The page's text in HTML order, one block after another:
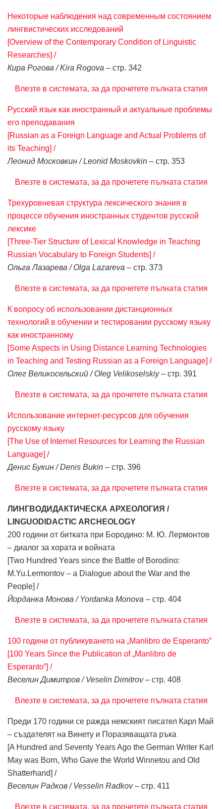
Некоторые наблюдения над современным состоянием
лингвистических исследований
[Overview of the Contemporary Condition of Linguistic
Researches] /
Кира Рогова / Kira Rogova – стр. 342
Влезте в системата, за да прочетете пълната статия
Русский язык как иностранный и актуальные проблемы
его преподавания
[Russian as a Foreign Language and Actual Problems of
its Teaching] /
Леонид Московкин / Leonid Moskovkin – стр. 353
Влезте в системата, за да прочетете пълната статия
Трехуровневая структура лексического знания в
процессе обучения иностранных студентов русской
лексике
[Three-Tier Structure of Lexical Knowledge in Teaching
Russian Vocabulary to Foreign Students] /
Ольга Лазарева / Olga Lazareva – стр. 373
Влезте в системата, за да прочетете пълната статия
К вопросу об использовании дистанционных
технологий в обучении и тестировании русскому языку
как иностранному
[Some Aspects in Using Distance Learning Technologies
in Teaching and Testing Russian as a Foreign Language] /
Олег Великосельский / Oleg Velikoselskiy– стр. 391
Влезте в системата, за да прочетете пълната статия
Использование интернет-ресурсов для обучения
русскому языку
[The Use of Internet Resources for Learning the Russian
Language] /
Денис Букин / Denis Bukin – стр. 396
Влезте в системата, за да прочетете пълната статия
ЛИНГВОДИДАКТИЧЕСКА АРХЕОЛОГИЯ /
LINGUODIDACTIC ARCHEOLOGY
200 години от битката при Бородино: М. Ю. Лермонтов
– диалог за хората и войната
[Two Hundred Years since the Battle of Borodino:
M.Yu.Lermontov – a Dialogue about the War and the
People] /
Йорданка Монова / Yordanka Monova – стр. 404
Влезте в системата, за да прочетете пълната статия
100 години от публикуването на „Manlibro de Esperanto”
[100 Years Since the Publication of „Manlibro de
Esperanto”] /
Веселин Димитров / Veselin Dimitrov– стр. 408
Влезте в системата, за да прочетете пълната статия
Преди 170 години се ражда немският писател Карл Май
– създателят на Винету и Поразяващата ръка
[A Hundred and Seventy Years Ago the German Writer Karl
May was Born, Who Gave the World Winnetou and Old
Shatterhand] /
Веселин Радков / Vesselin Radkov– стр. 411
Влезте в системата, за да прочетете пълната статия